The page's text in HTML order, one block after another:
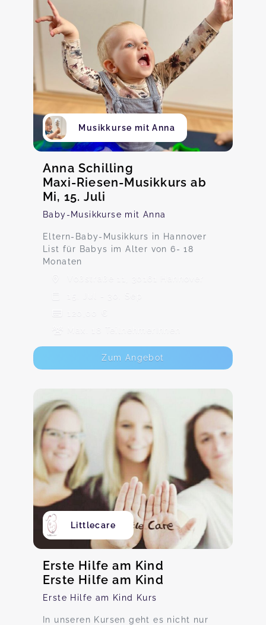
Musikkurse mit Anna
Anna Schilling
Maxi-Riesen-Musikkurs ab
Mi, 15. Juli
Baby-Musikkurse mit Anna
Eltern-Baby-Musikkurs in Hannover
List für Babys im Alter von 6- 18
Monaten
Voßstraße 11, 30161 Hannover
15. Jul - 30. Sep
120,00 €
Max. 18 TeilnehmerInnen
Zum Angebot
Littlecare
Erste Hilfe am Kind
Erste Hilfe am Kind
Erste Hilfe am Kind Kurs
In unseren Kursen geht es nicht nur